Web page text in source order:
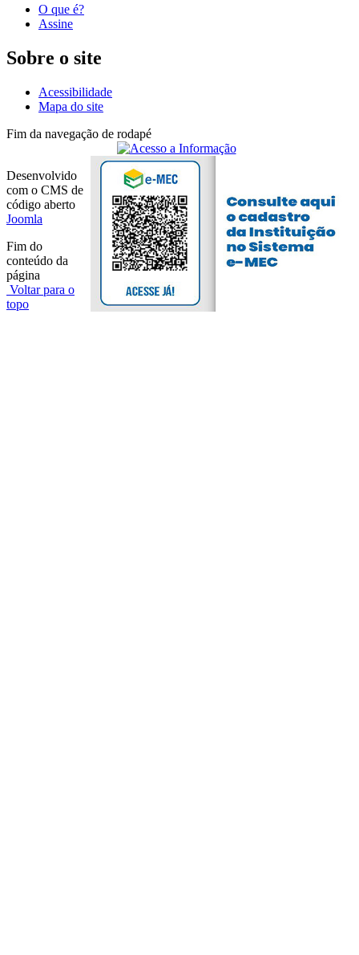
O que é?
Assine
Sobre o site
Acessibilidade
Mapa do site
Fim da navegação de rodapé
Desenvolvido
com o CMS de
código aberto
Joomla
Fim do
conteúdo da
página
Voltar para o
topo